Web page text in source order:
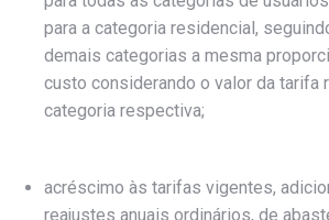
para a categoria residencial,
demais categorias a mesma
custo considerando o valor da tarifa
categoria respectiva;
acréscimo às tarifas vigentes,
reajustes anuais ordinários, de